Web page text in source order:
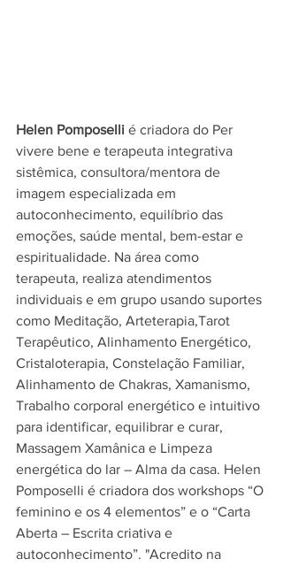
Helen Pomposelli é criadora do Per
vivere bene e terapeuta integrativa
sistêmica, consultora/mentora de
imagem especializada em
autoconhecimento, equilíbrio das
emoções, saúde mental, bem-estar e
espiritualidade. Na área como
terapeuta, realiza atendimentos
individuais e em grupo usando suportes
como Meditação, Arteterapia,Tarot
Terapêutico, Alinhamento Energético,
Cristaloterapia, Constelação Familiar,
Alinhamento de Chakras, Xamanismo,
Trabalho corporal energético e intuitivo
para identificar, equilibrar e curar,
Massagem Xamânica e Limpeza
energética do lar – Alma da casa. Helen
Pomposelli é criadora dos workshops “O
feminino e os 4 elementos” e o “Carta
Aberta – Escrita criativa e
autoconhecimento”. "Acredito na